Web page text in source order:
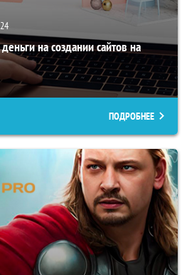
24
на создании сайтов на
ПОДРОБНЕЕ